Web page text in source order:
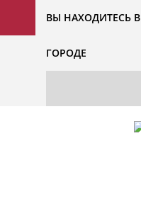
ВЫ НАХОДИТЕСЬ В
ГОРОДЕ